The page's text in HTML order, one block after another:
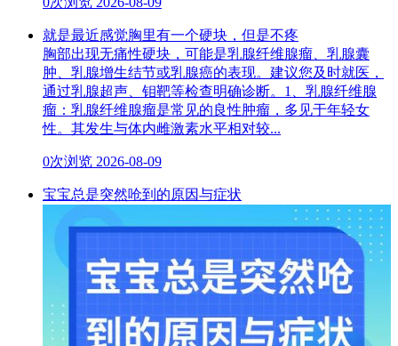
就是最近感觉胸里有一个硬块，但是不疼
胸部出现无痛性硬块，可能是乳腺纤维腺瘤、乳腺囊
肿、乳腺增生结节或乳腺癌的表现。建议您及时就医，
通过乳腺超声、钼靶等检查明确诊断。1、乳腺纤维腺
瘤：乳腺纤维腺瘤是常见的良性肿瘤，多见于年轻女
性。其发生与体内雌激素水平相对较...
0次浏览 2026-08-09
宝宝总是突然呛到的原因与症状